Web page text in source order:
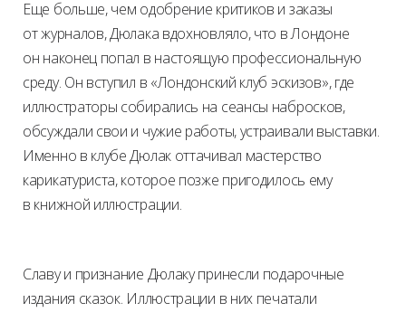
Еще больше, чем одобрение критиков и заказы
от журналов, Дюлака вдохновляло, что в Лондоне
он наконец попал в настоящую профессиональную
среду. Он вступил в «Лондонский клуб эскизов», где
иллюстраторы собирались на сеансы набросков,
обсуждали свои и чужие работы, устраивали выставки.
Именно в клубе Дюлак оттачивал мастерство
карикатуриста, которое позже пригодилось ему
в книжной иллюстрации.
Славу и признание Дюлаку принесли подарочные
издания сказок. Иллюстрации в них печатали